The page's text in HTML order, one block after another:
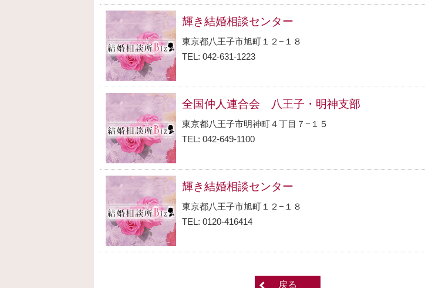
輝き結婚相談センター
東京都八王子市旭町１２−１８
TEL: 042-631-1223
全国仲人連合会 八王子・明神支部
東京都八王子市明神町４丁目７−１５
TEL: 042-649-1100
輝き結婚相談センター
東京都八王子市旭町１２−１８
TEL: 0120-416414
戻る